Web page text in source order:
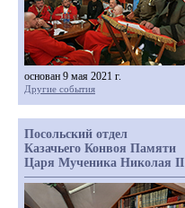
основан 9 мая 2021 г.
Другие события
Посольский отдел
Казачьего Конвоя Памяти
Царя Мученика Николая II